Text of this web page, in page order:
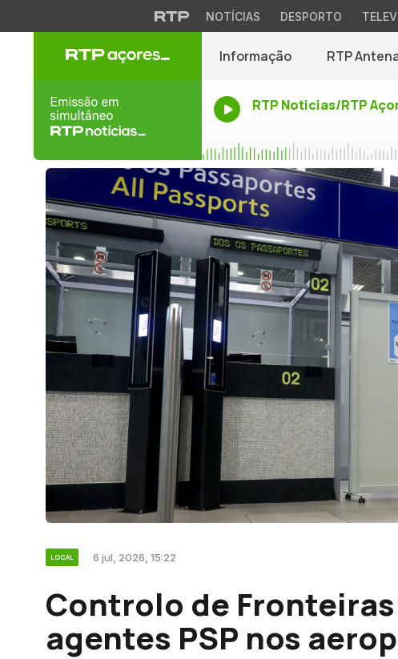
NOTÍCIAS DESPORTO
Informação RTP
RTP Noticias/RTP
LOCAL 6 jul, 2026, 15:22
Controlo de
agentes PSP nos